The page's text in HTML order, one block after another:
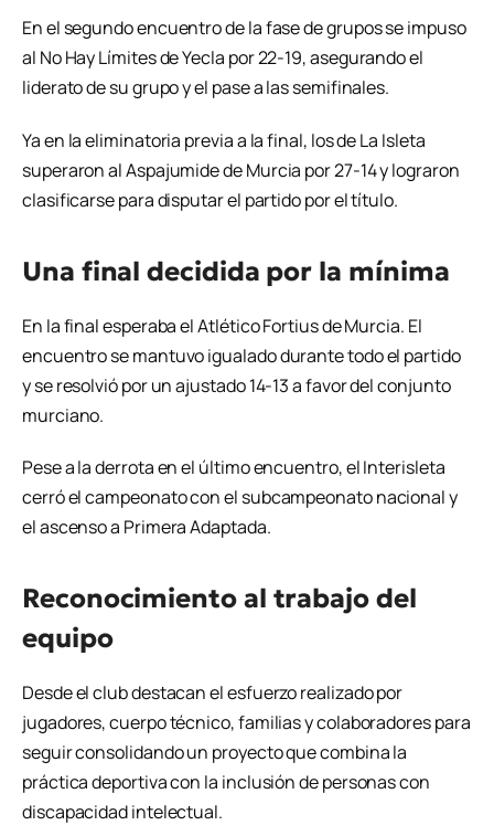
En el segundo encuentro de la fase de grupos se impuso
al No Hay Límites de Yecla por 22-19, asegurando el
liderato de su grupo y el pase a las semifinales.
Ya en la eliminatoria previa a la final, los de La Isleta
superaron al Aspajumide de Murcia por 27-14 y lograron
clasificarse para disputar el partido por el título.
Una final decidida por la mínima
En la final esperaba el Atlético Fortius de Murcia. El
encuentro se mantuvo igualado durante todo el partido
y se resolvió por un ajustado 14-13 a favor del conjunto
murciano.
Pese a la derrota en el último encuentro, el Interisleta
cerró el campeonato con el subcampeonato nacional y
el ascenso a Primera Adaptada.
Reconocimiento al trabajo del
equipo
Desde el club destacan el esfuerzo realizado por
jugadores, cuerpo técnico, familias y colaboradores para
seguir consolidando un proyecto que combina la
práctica deportiva con la inclusión de personas con
discapacidad intelectual.